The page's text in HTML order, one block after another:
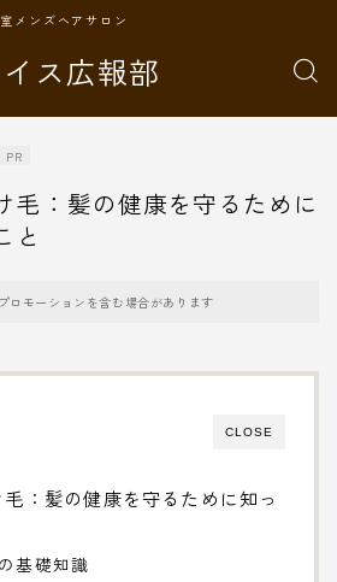
ス広報部
メンズヘアサロン
PR
毛：髪の健康を守るために
と
ロモーションを含む場合があります
CLOSE
：髪の健康を守るために知っ
基礎知識